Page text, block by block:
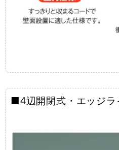
■4辺開閉式・エッジラ